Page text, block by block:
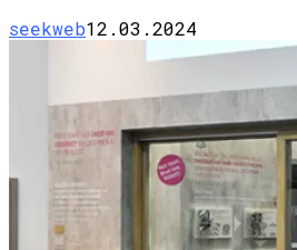
seekweb12.03.2024